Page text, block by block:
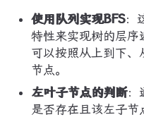
使用队列实现BFS：
特性来实现树的层序
可以按照从上到下
节点。
左叶子节点的判断：
是否存在且该左子